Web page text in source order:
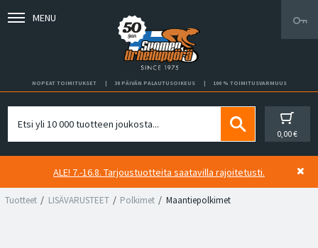
MENU
NOPEAT TOIMITUKSET 30 PÄIVÄN PALAUTUSOIKEUS 100 % TOIMITUSVARMUUS
0,00 €
ALE! 7.-16.8. Tarjoustuotteita saatavilla rajoitetusti.
Tuotteet LISÄVARUSTEET Polkimet Maantiepolkimet